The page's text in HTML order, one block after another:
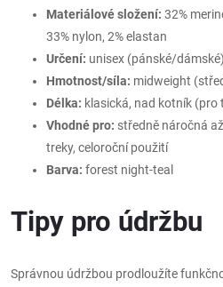
Materiálové složení: 32%
33% nylon, 2% elastan
Určení: unisex (pánské/dámské)
Hmotnost/síla: midweight
Délka: klasická, nad kotník
Vhodné pro: středně náročná
treky, celoroční použití
Barva: forest night-teal
Tipy pro údržbu
Správnou údržbou prodloužíte